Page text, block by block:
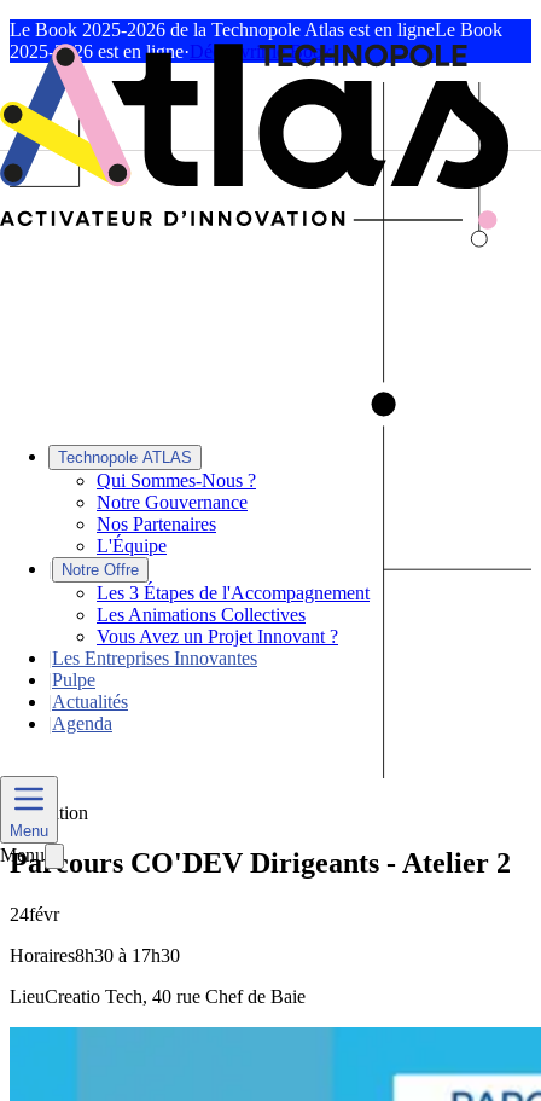
Le Book 2025-2026 de la Technopole Atlas est en ligneLe Book
2025-2026 est en ligne·Découvrir le Book
Technopole ATLAS
Qui Sommes-Nous ?
Notre Gouvernance
Nos Partenaires
L'Équipe
|
Notre Offre
Les 3 Étapes de l'Accompagnement
Les Animations Collectives
Vous Avez un Projet Innovant ?
|Les Entreprises Innovantes
|Pulpe
|Actualités
|Agenda
Menu
Menu
Formation
Parcours CO'DEV Dirigeants - Atelier 2
24févr
Horaires8h30 à 17h30
LieuCreatio Tech, 40 rue Chef de Baie